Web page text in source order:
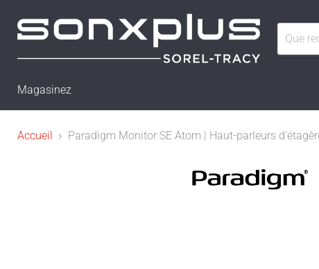
Magasinez
Accueil Paradigm Monitor SE Atom | Haut-parleurs